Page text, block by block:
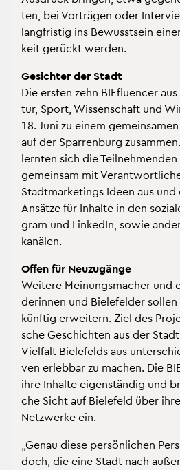
ten, bei Vor­trä­gen oder
lang­fris­tig ins Be­wusst­sein
keit ge­rückt wer­den.
Ge­sich­ter der Stadt
Die ers­ten zehn BIEflu­en­cer
tur, Sport, Wis­sen­schaft und
18. Juni zu einem
auf der Spar­ren­burg
lern­ten sich die
ge­mein­sam mit
Stadt­mar­ke­tings Ideen aus
An­sät­ze für In­hal­te in den
gram und Lin­kedIn, sowie
ka­nä­len.
Offen für Neu­zu­gän­ge
Wei­te­re Mei­nungs­ma­cher und
de­rin­nen und Bie­le­fel­der
künf­tig er­wei­tern. Ziel des
sche Ge­schich­ten aus der
Viel­falt Bie­le­felds aus
ven er­leb­bar zu ma­chen. Die
ihre In­hal­te ei­gen­stän­dig und
che Sicht auf Bie­le­feld über
Netz­wer­ke ein.
„Genau diese per­sön­li­chen
doch, die eine Stadt nach